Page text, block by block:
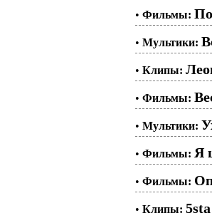
• Фильмы:
• Мультики:
• Клипы:
• Фильмы:
• Мультики:
• Фильмы: Я
• Фильмы:
• Клипы: